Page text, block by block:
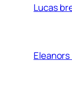
Lucas